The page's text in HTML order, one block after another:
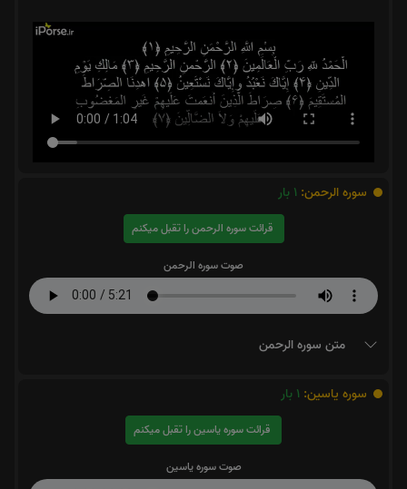
سوره الرحمن: 1 بار
قرائت سوره الرحمن را تقبل میکنم
صوت سوره الرحمن
متن سوره الرحمن
سوره یاسین: 1 بار
قرائت سوره یاسین را تقبل میکنم
صوت سوره یاسین